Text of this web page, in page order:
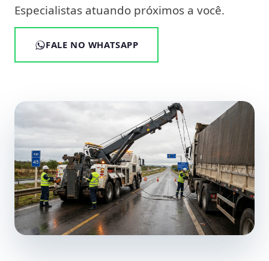
Especialistas atuando próximos a você.
FALE NO WHATSAPP